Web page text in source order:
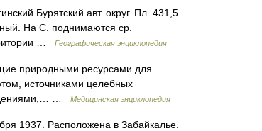
Бурятский авт. округ. Пл. 431,5
На С. поднимаются ср.
…
Географическая энциклопедия
природными ресурсами для
источниками целебных
…
Медицинская энциклопедия
Расположена в Забайкалье.